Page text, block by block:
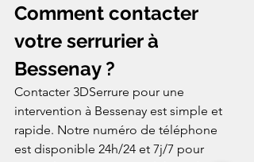
Comment contacter
votre serrurier à
Bessenay ?
Contacter 3DSerrure pour une
intervention à Bessenay est simple et
rapide. Notre numéro de téléphone
est disponible 24h/24 et 7j/7 pour